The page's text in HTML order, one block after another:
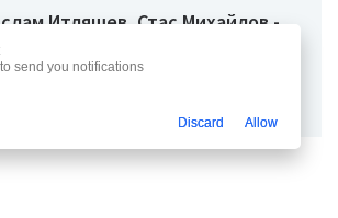
Итляшев, Стас Михайлов -
и казахские песни / Ислам Итляшев,
send you notifications
Discard Allow